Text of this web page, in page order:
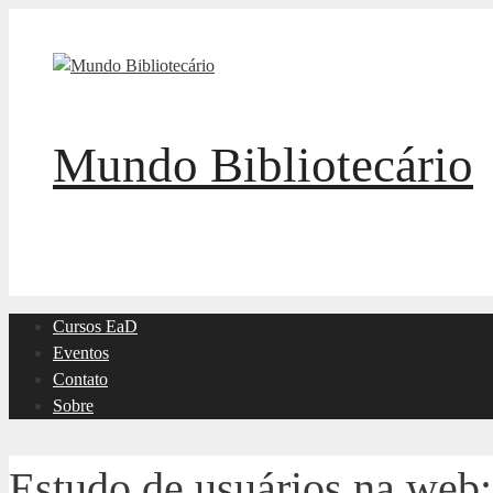
Mundo Bibliotecário
Cursos EaD
Eventos
Contato
Sobre